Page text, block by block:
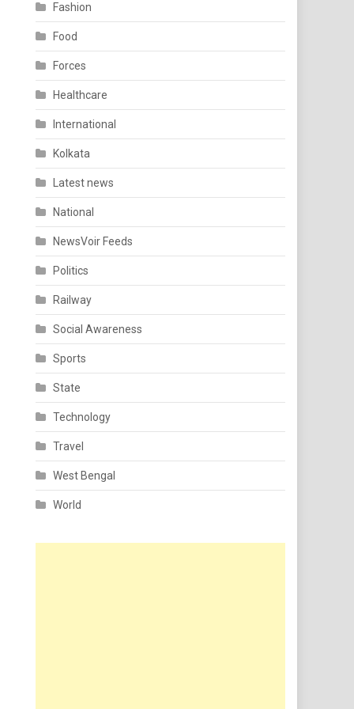
Fashion
Food
Forces
Healthcare
International
Kolkata
Latest news
National
NewsVoir Feeds
Politics
Railway
Social Awareness
Sports
State
Technology
Travel
West Bengal
World